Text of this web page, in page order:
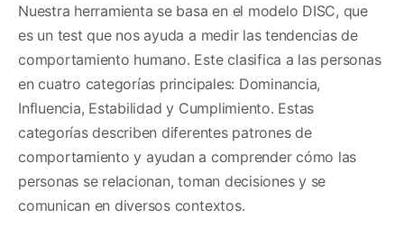
Nuestra herramienta se basa en el modelo DISC, que
es un test que nos ayuda a medir las tendencias de
comportamiento humano. Este clasifica a las personas
en cuatro categorías principales: Dominancia,
Influencia, Estabilidad y Cumplimiento. Estas
categorías describen diferentes patrones de
comportamiento y ayudan a comprender cómo las
personas se relacionan, toman decisiones y se
comunican en diversos contextos.